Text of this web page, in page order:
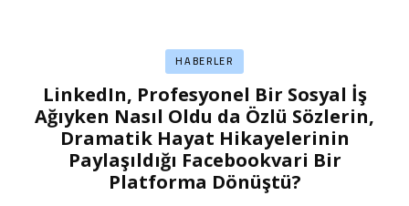
HABERLER
LinkedIn, Profesyonel Bir Sosyal İş
Ağıyken Nasıl Oldu da Özlü Sözlerin,
Dramatik Hayat Hikayelerinin
Paylaşıldığı Facebookvari Bir
Platforma Dönüştü?